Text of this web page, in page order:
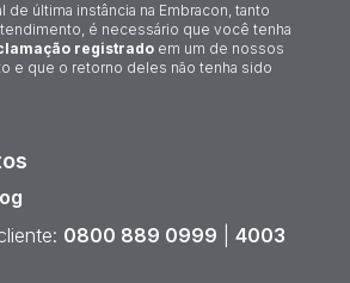
de última instância na Embracon, tanto
é necessário que você tenha
registrado em um de nossos
e que o retorno deles não tenha sido
0800 889 0999
4003